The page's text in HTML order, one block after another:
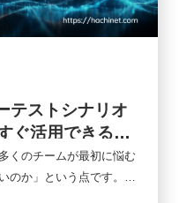
テストシナリオ
ぐ活用できる実
くのチームが最初に悩む
のか」という点です。シ